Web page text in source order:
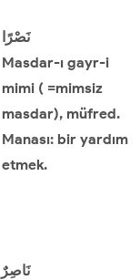
نَصْرًا
Masdar-ı gayr-i
mimi ( =mimsiz
masdar), müfred.
Manası: bir yardım
etmek.
نَاصِرٌ